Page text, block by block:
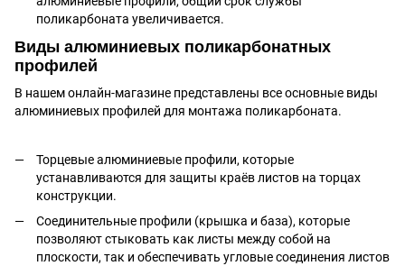
поликарбоната увеличивается.
Виды алюминиевых поликарбонатных
профилей
В нашем онлайн-магазине представлены все основные виды
алюминиевых профилей для монтажа поликарбоната.
Торцевые алюминиевые профили, которые
устанавливаются для защиты краёв листов на торцах
конструкции.
Соединительные профили (крышка и база), которые
позволяют стыковать как листы между собой на
плоскости, так и обеспечивать угловые соединения листов